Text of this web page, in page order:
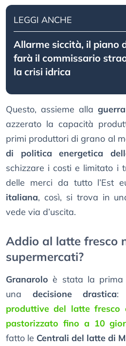
LEGGI ANCHE
Allarme siccità, il piano
farà il commissario
la crisi idrica
Questo, assieme alla
azzerato la capacità
primi produttori di grano al
di politica energetica
schizzare i costi e limitato i
delle merci da tutto l’Est
italiana, così, si trova in
vede via d’uscita.
Addio al latte fresco
supermercati?
Granarolo è stata la prima
una decisione drastica:
produttive del latte fresco
pastorizzato fino a 10
fatto le Centrali del latte di